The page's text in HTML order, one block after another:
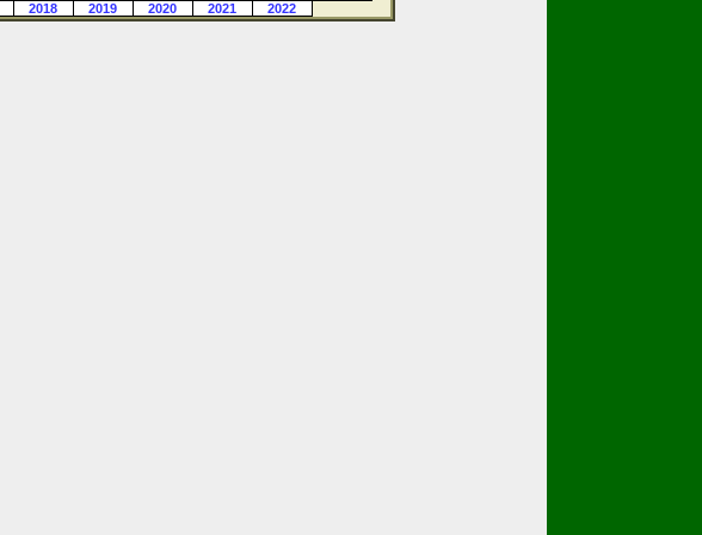
2018 2019 2020 2021 2022